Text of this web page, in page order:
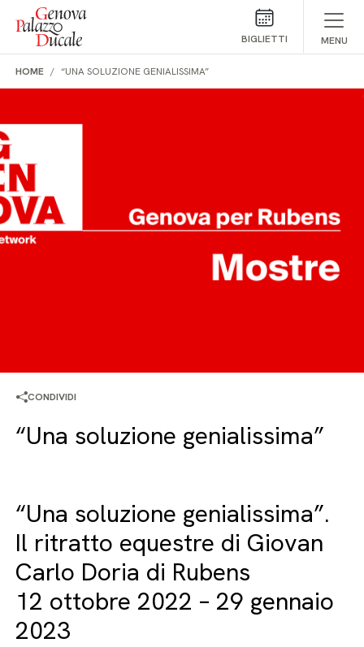
Salta al contenuto
BIGLIETTI MENU
HOME “UNA SOLUZIONE GENIALISSIMA”
CONDIVIDI
“Una soluzione genialissima”
“Una soluzione genialissima”.
Il ritratto equestre di Giovan
Carlo Doria di Rubens
12 ottobre 2022 – 29 gennaio
2023